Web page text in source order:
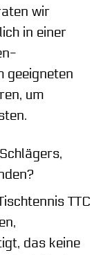
wir
in einer
geeigneten
um
TTC
das keine